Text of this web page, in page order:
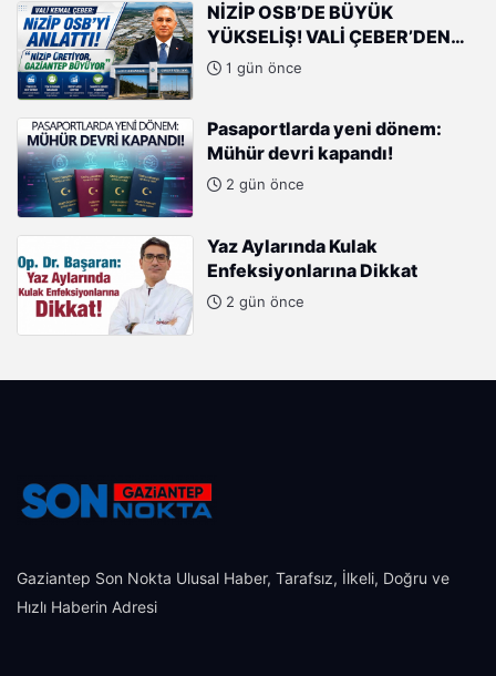
NİZİP OSB’DE BÜYÜK
YÜKSELİŞ! VALİ ÇEBER’DEN
SANAYİCİLERE ÖVGÜ
1 gün önce
Pasaportlarda yeni dönem:
Mühür devri kapandı!
2 gün önce
Yaz Aylarında Kulak
Enfeksiyonlarına Dikkat
2 gün önce
Gaziantep Son Nokta Ulusal Haber, Tarafsız, İlkeli, Doğru ve
Hızlı Haberin Adresi